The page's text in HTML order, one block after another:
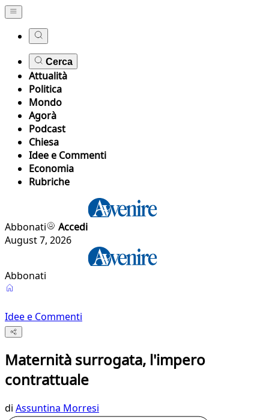
Cerca
Attualità
Politica
Mondo
Agorà
Podcast
Chiesa
Idee e Commenti
Economia
Rubriche
Abbonati
Accedi
August 7, 2026
Abbonati
Idee e Commenti
Maternità surrogata, l'impero
contrattuale
di Assuntina Morresi